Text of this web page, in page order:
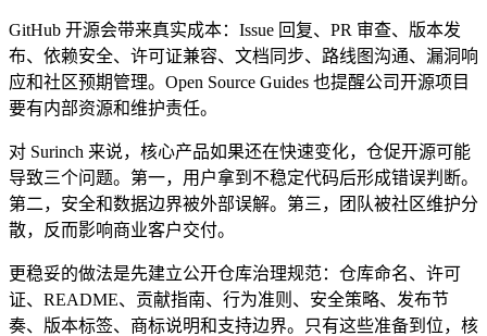
GitHub 开源会带来真实成本：Issue 回复、PR 审查、版本发
布、依赖安全、许可证兼容、文档同步、路线图沟通、漏洞响
应和社区预期管理。Open Source Guides 也提醒公司开源项目
要有内部资源和维护责任。
对 Surinch 来说，核心产品如果还在快速变化，仓促开源可能
导致三个问题。第一，用户拿到不稳定代码后形成错误判断。
第二，安全和数据边界被外部误解。第三，团队被社区维护分
散，反而影响商业客户交付。
更稳妥的做法是先建立公开仓库治理规范：仓库命名、许可
证、README、贡献指南、行为准则、安全策略、发布节
奏、版本标签、商标说明和支持边界。只有这些准备到位，核